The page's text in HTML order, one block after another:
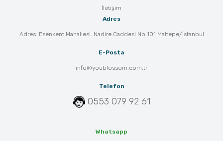
İletişim
Adres
Adres: Esenkent Mahallesi. Nadire Caddesi No:101 Maltepe/İstanbul
E-Posta
info@youblossom.com.tr
Telefon
0553 079 92 61
Whatsapp